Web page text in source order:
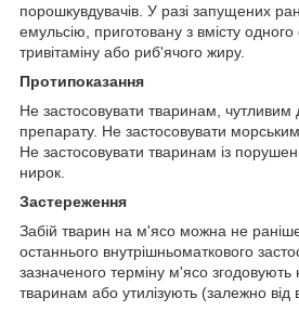
порошкувдувачів. У разі запущених
емульсію, приготовану з вмісту
тривітаміну або риб'ячого жиру.
Протипоказання
Не застосовувати тваринам, чутливим
препарату. Не застосовувати
Не застосовувати тваринам із
нирок.
Застереження
Забій тварин на м'ясо можна не
останнього внутрішньоматкового
зазначеного терміну м'ясо
тваринам або утилізують (залежно